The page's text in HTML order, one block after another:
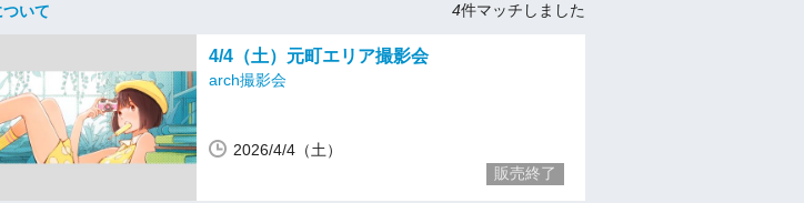
いて 4件マッチしました
4/4（土）元町エリア撮影会
arch撮影会
2026/4/4（土）
販売終了